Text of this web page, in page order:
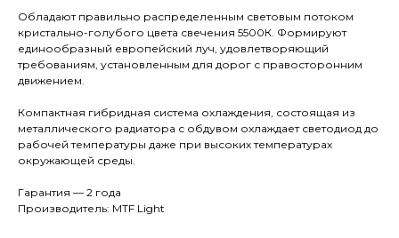
Обладают правильно распределенным световым потоком
кристально-голубого цвета свечения 5500К. Формируют
единообразный европейский луч, удовлетворяющий
требованиям, установленным для дорог с правосторонним
движением.
Компактная гибридная система охлаждения, состоящая из
металлического радиатора с обдувом охлаждает светодиод до
рабочей температуры даже при высоких температурах
окружающей среды.
Гарантия — 2 года
Производитель: MTF Light